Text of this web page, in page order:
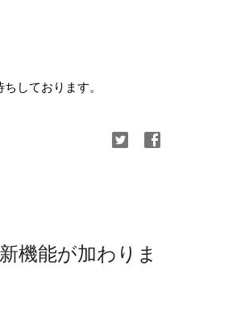
しております。
機能が加わりま